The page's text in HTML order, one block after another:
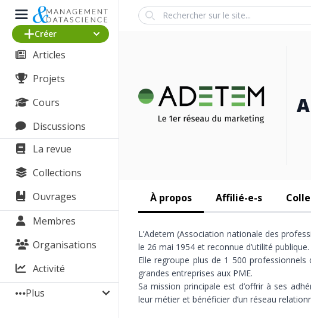
Créer
Articles
Projets
Cours
Discussions
La revue
Collections
Ouvrages
Membres
Organisations
Activité
Plus
Search
À propos Affilié-e-s
L’Adetem (Association nationale des
le 26 mai 1954 et reconnue d’utilité publique.
Elle regroupe plus de 1 500
grandes entreprises aux PME.
Sa mission principale est d’offrir à ses
leur métier et bénéficier d’un réseau